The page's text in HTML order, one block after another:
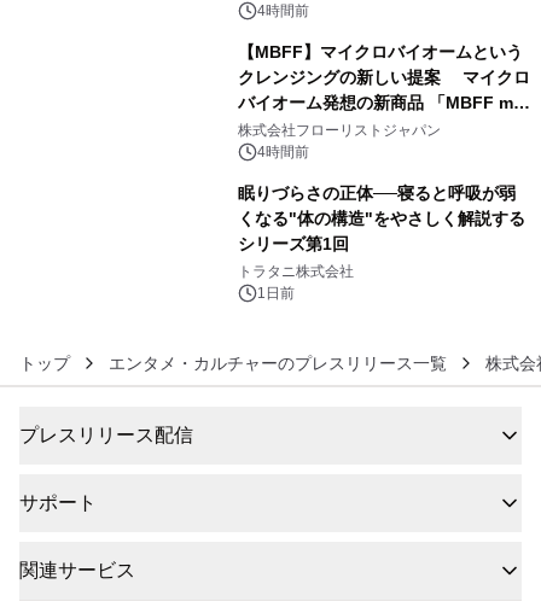
4時間前
【MBFF】マイクロバイオームという
クレンジングの新しい提案 マイクロ
バイオーム発想の新商品 「MBFF mb
クレンジングPRO」を2026年8月6日
発売
株式会社フローリストジャパン
4時間前
眠りづらさの正体──寝ると呼吸が弱
くなる"体の構造"をやさしく解説する
シリーズ第1回
トラタニ株式会社
1日前
トップ エンタメ・カルチャーのプレスリリース一覧 株式
プレスリリース配信
サポート
関連サービス